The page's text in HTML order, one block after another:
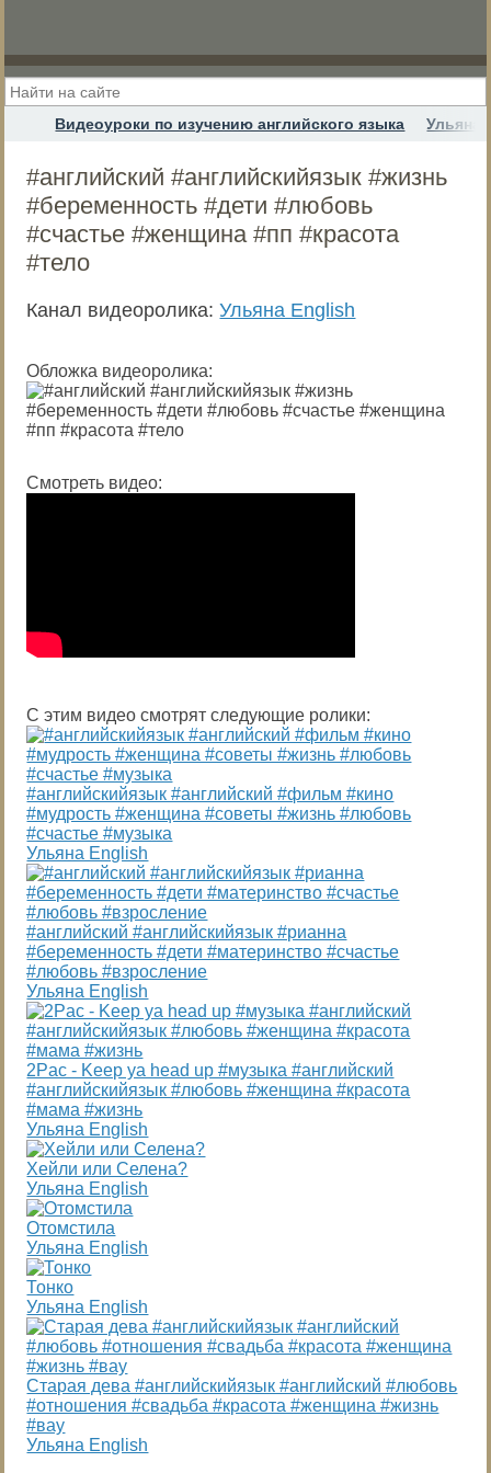
Видеоуроки по изучению английского языка Ульяна
#английский #английскийязык #жизнь
#беременность #дети #любовь
#счастье #женщина #пп #красота
#тело
Канал видеоролика:Ульяна English
Обложка видеоролика:
Смотреть видео:
С этим видео смотрят следующие ролики:
#английскийязык #английский #фильм #кино
#мудрость #женщина #советы #жизнь #любовь
#счастье #музыка
Ульяна English
#английский #английскийязык #рианна
#беременность #дети #материнство #счастье
#любовь #взросление
Ульяна English
2Pac - Keep ya head up #музыка #английский
#английскийязык #любовь #женщина #красота
#мама #жизнь
Ульяна English
Хейли или Селена?
Ульяна English
Отомстила
Ульяна English
Тонко
Ульяна English
Старая дева #английскийязык #английский #любовь
#отношения #свадьба #красота #женщина #жизнь
#вау
Ульяна English